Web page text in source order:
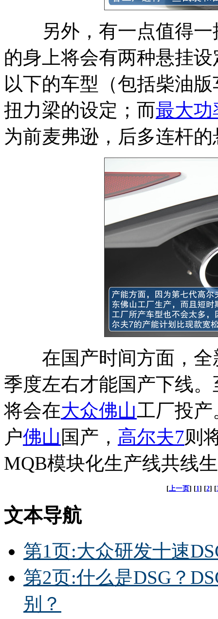
另外，有一点值得一
的身上将会有两种悬挂
以下的车型（包括柴油
扭力梁的设定；而最大功
为前麦弗逊，后多连杆
在国产时间方面，全
季度左右才能国产下线
将会在大众佛山工厂投
户佛山 国产， 高尔夫7则
MQB模块化生产线共线
[上一页] [1] [2] [
文本导航
第1页:大众研发十速
第2页:什么是DSG？
别？